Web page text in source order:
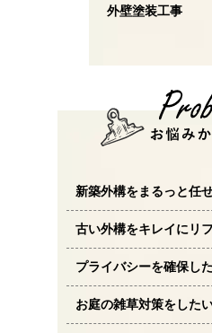
外壁塗装工事
新築外構をまるっと任
古い外構をキレイにリ
プライバシーを確保し
お庭の雑草対策をした